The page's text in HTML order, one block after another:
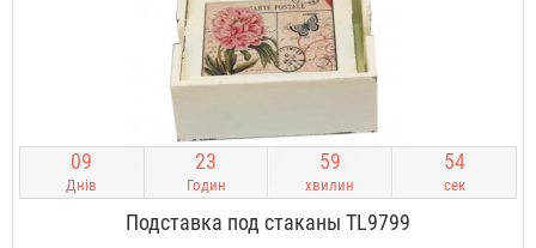
09
Днів
23
Годин
59
хвилин
53
сек
Подставка под стаканы TL9799